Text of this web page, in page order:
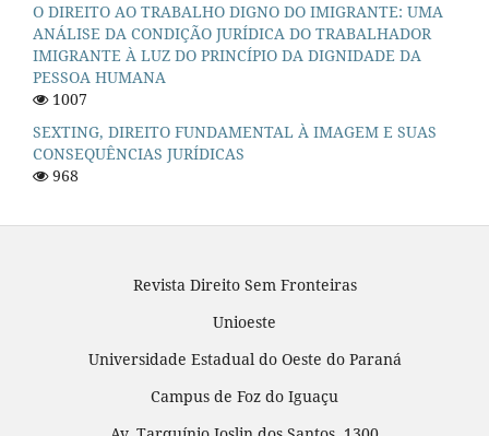
O DIREITO AO TRABALHO DIGNO DO IMIGRANTE: UMA
ANÁLISE DA CONDIÇÃO JURÍDICA DO TRABALHADOR
IMIGRANTE À LUZ DO PRINCÍPIO DA DIGNIDADE DA
PESSOA HUMANA
1007
SEXTING, DIREITO FUNDAMENTAL À IMAGEM E SUAS
CONSEQUÊNCIAS JURÍDICAS
968
Revista Direito Sem Fronteiras
Unioeste
Universidade Estadual do Oeste do Paraná
Campus de Foz do Iguaçu